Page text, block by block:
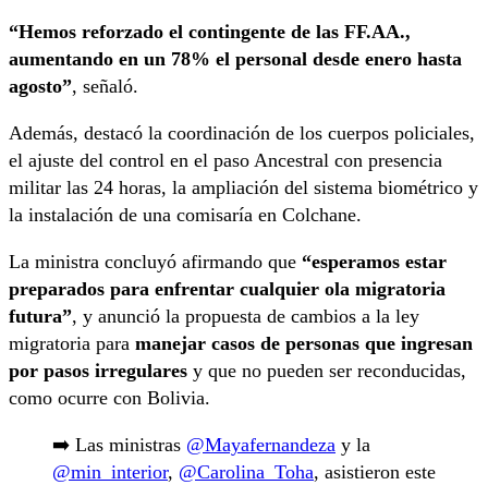
“Hemos reforzado el contingente de las FF.AA.,
aumentando en un 78% el personal desde enero hasta
agosto”, señaló.
Además, destacó la coordinación de los cuerpos policiales,
el ajuste del control en el paso Ancestral con presencia
militar las 24 horas, la ampliación del sistema biométrico y
la instalación de una comisaría en Colchane.
La ministra concluyó afirmando que “esperamos estar
preparados para enfrentar cualquier ola migratoria
futura”, y anunció la propuesta de cambios a la ley
migratoria para manejar casos de personas que ingresan
por pasos irregulares y que no pueden ser reconducidas,
como ocurre con Bolivia.
➡️ Las ministras @Mayafernandeza y la
@min_interior, @Carolina_Toha, asistieron este